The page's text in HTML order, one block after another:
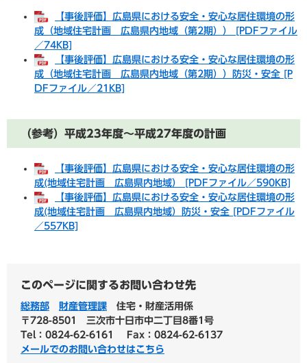
【事後評価】広島県における安全・安心な居住環境の形
成（地域住宅計画 広島県内地域（第2期）） [PDFファイル
／74KB]
【事後評価】広島県における安全・安心な居住環境の形
成（地域住宅計画 広島県内地域（第2期））防災・安全 [P
DFファイル／21KB]
（参考）平成23年度～平成27年度の計画
【事後評価】広島県における安全・安心な居住環境の形
成(地域住宅計画 広島県内地域） [PDFファイル／590KB]
【事後評価】広島県における安全・安心な居住環境の形
成(地域住宅計画 広島県内地域）防災・安全 [PDFファイル
／557KB]
このページに関するお問い合わせ先
総務部 財産管理課
住宅・財産活用係
〒728-8501
三次市十日市中二丁目8番1号
Tel：0824-62-6161
Fax：0824-62-6137
メールでのお問い合わせはこちら